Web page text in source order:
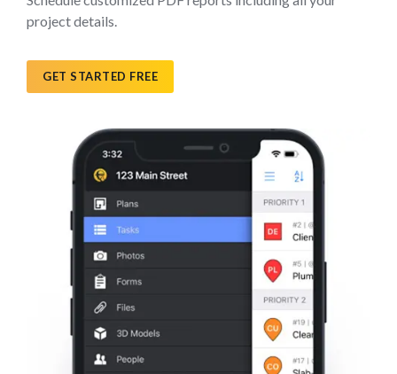
project details.
GET STARTED FREE